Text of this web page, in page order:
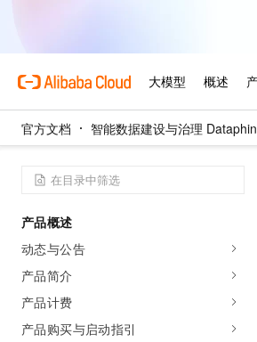
官方文档 智能数据建设与治理 Dataphin
产品概述
动态与公告
产品简介
产品计费
产品购买与启动指引